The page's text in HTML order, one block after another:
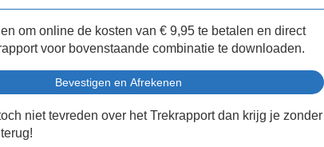
om online de kosten van € 9,95 te betalen en direct
voor bovenstaande combinatie te downloaden.
niet tevreden over het Trekrapport dan krijg je zonder